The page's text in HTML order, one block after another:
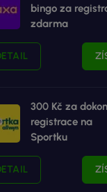
bingo za
zdarma
300 Kč za
registrace na
Sportku